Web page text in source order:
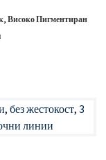
Високо Пигментиран